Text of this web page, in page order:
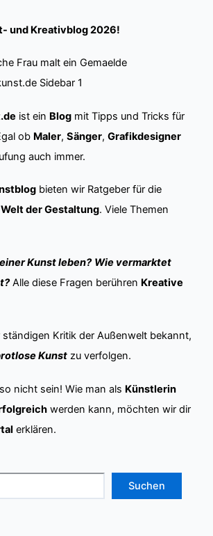
und Kreativblog 2026!
ist ein Blog mit Tipps und Tricks für
ob Maler,Sänger,Grafikdesigner
auch immer.
bieten wir Ratgeber für die
der Gestaltung. Viele Themen
Kunst leben? Wie vermarktet
Alle diese Fragen berühren Kreative
ständigen Kritik der Außenwelt bekannt,
Kunst zu verfolgen.
nicht sein! Wie man als Künstlerin
werden kann, möchten wir dir
erklären.
Suchen